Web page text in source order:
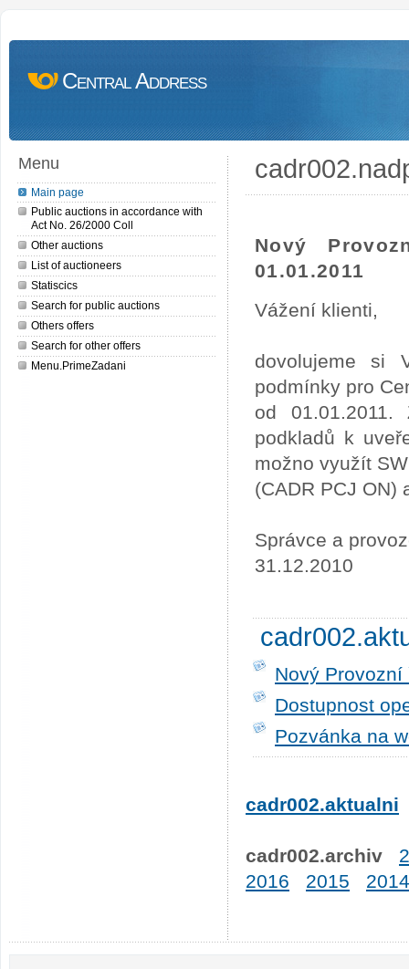
Central Address
Menu
Main page
Public auctions in accordance with
Act No. 26/2000 Coll
Other auctions
List of auctioneers
Statiscics
Search for public auctions
Others offers
Search for other offers
Menu.PrimeZadani
Nový
01.01.2011
Vážení klienti,
dovolujeme si
podmínky pro
od 01.01.2011.
podkladů k
možno využít
(CADR PCJ ON)
Správce a
31.12.2010
Nový
Dostupnost
Pozvánka na
cadr002.aktualni
cadr002.archiv
2016
2015 2014